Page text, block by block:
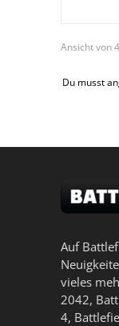
Ansicht von
Du musst
Auf
vieles
2042,
4,